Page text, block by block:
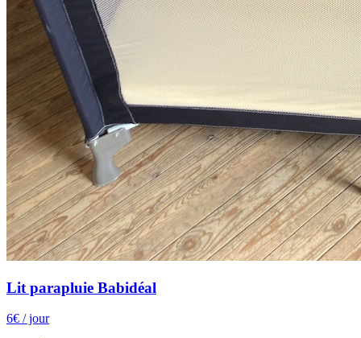
Lit parapluie Babidéal
6€ / jour